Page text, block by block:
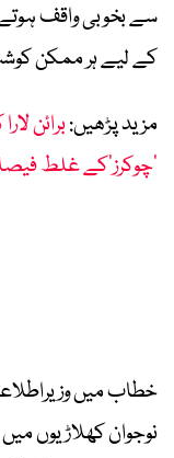
سے بخوبی واقف ہوتے
کے لیے ہر ممکن
مزید پڑھیں:
’چوکرز‘کے غلط
خطاب میں
نوجوان کھلاڑیوں